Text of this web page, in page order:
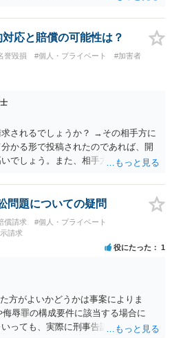
応と賠償の可能性は？
誉毀損 #個人・プライベート
#加害者
されるでしょうか？ →その相手方に
かる形で投稿されたのであれば、開
でしょう。また、相手方の投稿した
が進むと、投稿に使った回線の契約
ます。アカウント情報開示の場合
見照会がなされます。 また、された
→ケースバイケースであり、数万円
う。裁判外であれば交渉して相手方
問題についての疑問
償請求
#個人・プライベート
請求
役にたった 1
方がよいかどうかは事案によりま
辱罪の構成要件に該当する場合に
っても、実際に刑事告訴に動くかど